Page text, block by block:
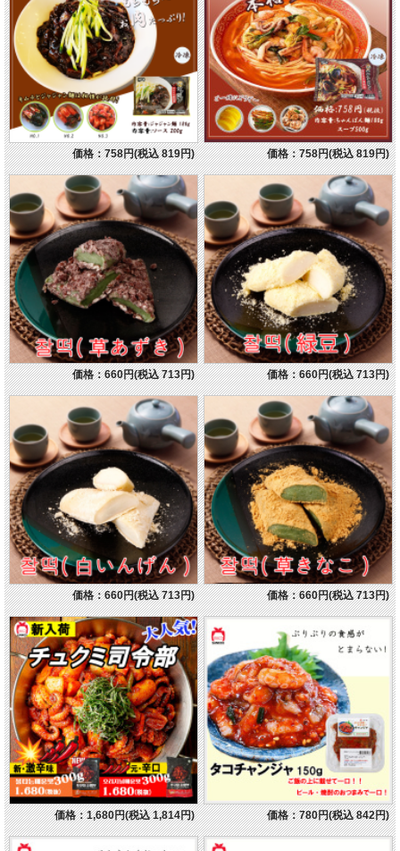
価格：758円(税込 819円) 価格：758円(税込 819円)
価格：660円(税込 713円) 価格：660円(税込 713円)
価格：660円(税込 713円) 価格：660円(税込 713円)
価格：1,680円(税込 1,814円) 価格：780円(税込 842円)